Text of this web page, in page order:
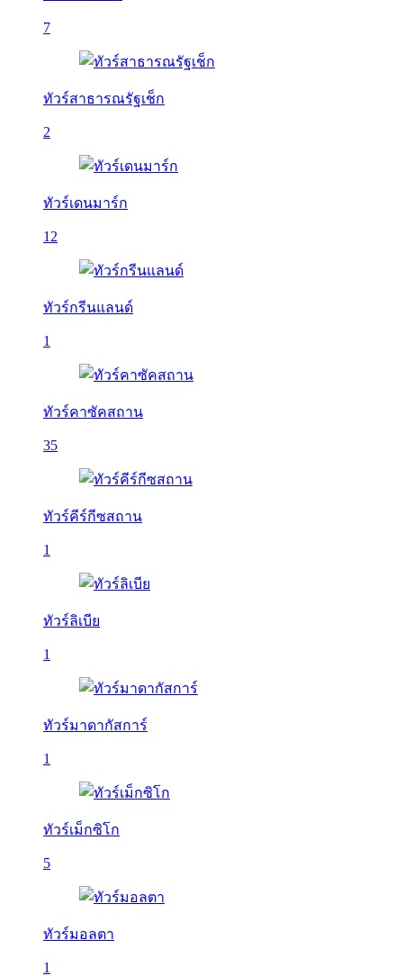
7
ทัวร์สาธารณรัฐเช็ก
2
ทัวร์เดนมาร์ก
12
ทัวร์กรีนแลนด์
1
ทัวร์คาซัคสถาน
35
ทัวร์คีร์กีซสถาน
1
ทัวร์ลิเบีย
1
ทัวร์มาดากัสการ์
1
ทัวร์เม็กซิโก
5
ทัวร์มอลตา
1